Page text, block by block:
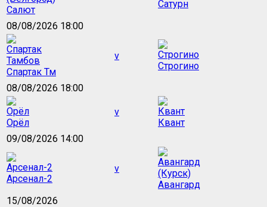
Салют
Сатурн
08/08/2026 18:00
Спартак Тм
v
Строгино
08/08/2026 18:00
Орёл
v
Квант
09/08/2026 14:00
Арсенал-2
v
Авангард
15/08/2026